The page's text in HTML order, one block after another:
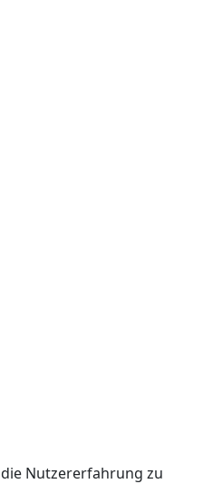
Nutzererfahrung zu